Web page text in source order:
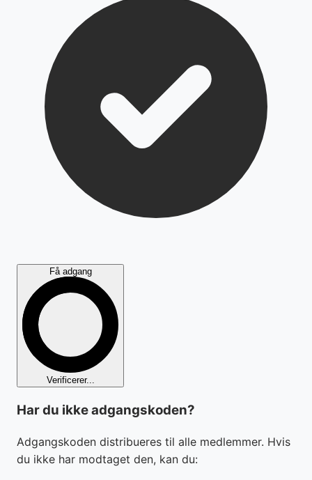
Få adgang
Verificerer...
Har du ikke adgangskoden?
Adgangskoden distribueres til alle medlemmer. Hvis
du ikke har modtaget den, kan du: